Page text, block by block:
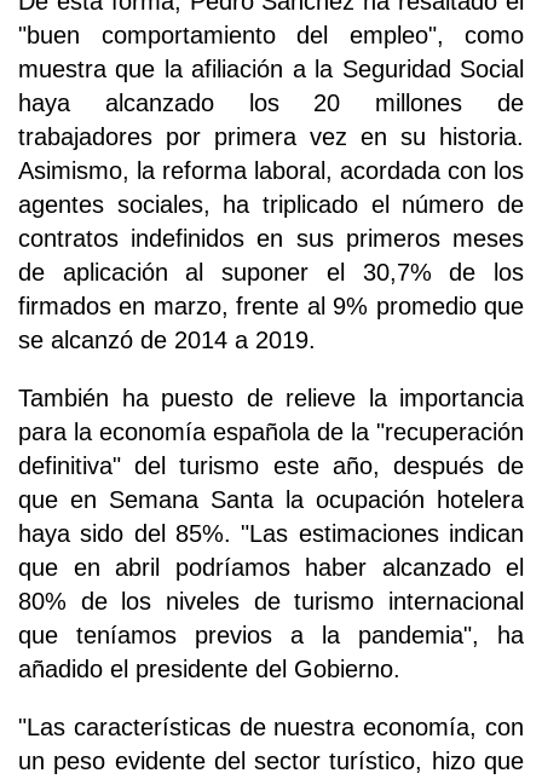
"buen comportamiento del empleo", como
muestra que la afiliación a la Seguridad Social
haya alcanzado los 20 millones de
trabajadores por primera vez en su historia.
Asimismo, la reforma laboral, acordada con los
agentes sociales, ha triplicado el número de
contratos indefinidos en sus primeros meses
de aplicación al suponer el 30,7% de los
firmados en marzo, frente al 9% promedio que
se alcanzó de 2014 a 2019.
También ha puesto de relieve la importancia
para la economía española de la "recuperación
definitiva" del turismo este año, después de
que en Semana Santa la ocupación hotelera
haya sido del 85%. "Las estimaciones indican
que en abril podríamos haber alcanzado el
80% de los niveles de turismo internacional
que teníamos previos a la pandemia", ha
añadido el presidente del Gobierno.
"Las características de nuestra economía, con
un peso evidente del sector turístico, hizo que